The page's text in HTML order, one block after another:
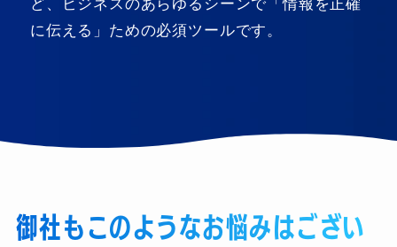
ど、ビジネスのあらゆるシーンで「情報を正確
に伝える」ための必須ツールです。
御社もこのようなお悩みはござい